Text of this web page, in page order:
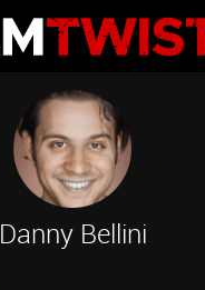
Danny Bellini